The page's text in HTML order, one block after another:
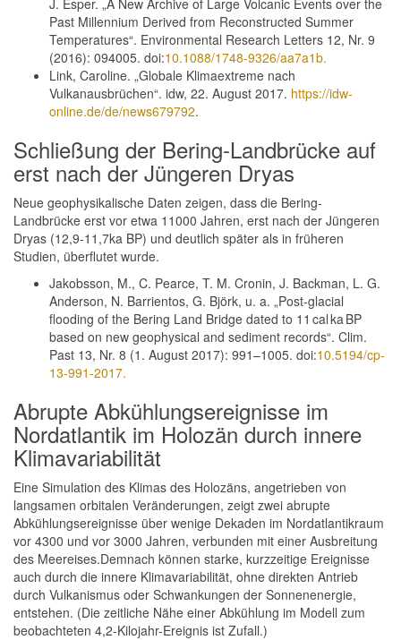
J. Esper. „A New Archive of Large Volcanic Events over the
Past Millennium Derived from Reconstructed Summer
Temperatures“. Environmental Research Letters 12, Nr. 9
(2016): 094005. doi:10.1088/1748-9326/aa7a1b.
Link, Caroline. „Globale Klimaextreme nach
Vulkanausbrüchen“. idw, 22. August 2017. https://idw-
online.de/de/news679792.
Schließung der Bering-Landbrücke auf
erst nach der Jüngeren Dryas
Neue geophysikalische Daten zeigen, dass die Bering-
Landbrücke erst vor etwa 11000 Jahren, erst nach der Jüngeren
Dryas (12,9-11,7ka BP) und deutlich später als in früheren
Studien, überflutet wurde.
Jakobsson, M., C. Pearce, T. M. Cronin, J. Backman, L. G.
Anderson, N. Barrientos, G. Björk, u. a. „Post-glacial
flooding of the Bering Land Bridge dated to 11 cal ka BP
based on new geophysical and sediment records“. Clim.
Past 13, Nr. 8 (1. August 2017): 991–1005. doi:10.5194/cp-
13-991-2017.
Abrupte Abkühlungsereignisse im
Nordatlantik im Holozän durch innere
Klimavariabilität
Eine Simulation des Klimas des Holozäns, angetrieben von
langsamen orbitalen Veränderungen, zeigt zwei abrupte
Abkühlungsereignisse über wenige Dekaden im Nordatlantikraum
vor 4300 und vor 3000 Jahren, verbunden mit einer Ausbreitung
des Meereises.Demnach können starke, kurzzeitige Ereignisse
auch durch die innere Klimavariabilität, ohne direkten Antrieb
durch Vulkanismus oder Schwankungen der Sonnenenergie,
entstehen. (Die zeitliche Nähe einer Abkühlung im Modell zum
beobachteten 4,2-Kilojahr-Ereignis ist Zufall.)